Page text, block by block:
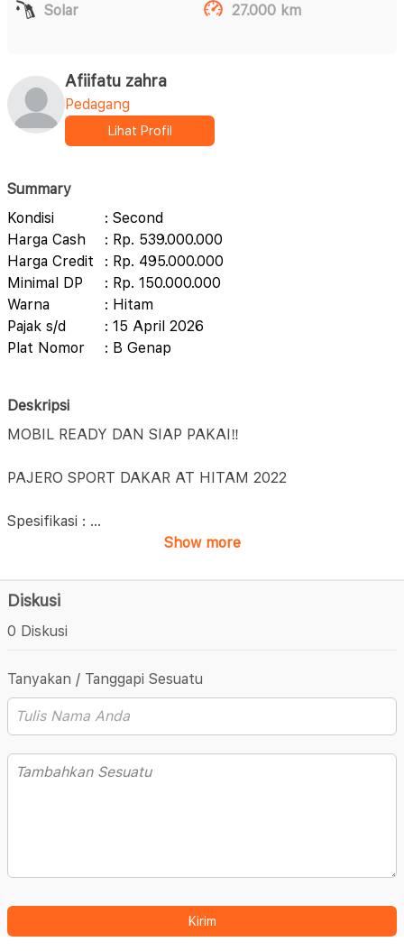
Solar
27.000 km
Afiifatu zahra
Pedagang
Lihat Profil
Summary
Kondisi
: Second
Harga Cash
: Rp. 539.000.000
Harga Credit
: Rp. 495.000.000
Minimal DP
: Rp. 150.000.000
Warna
: Hitam
Pajak s/d
: 15 April 2026
Plat Nomor
: B Genap
Deskripsi
MOBIL READY DAN SIAP PAKAI‼️
PAJERO SPORT DAKAR AT HITAM 2022
Spesifikasi : ...
Show more
Diskusi
0 Diskusi
Tanyakan / Tanggapi Sesuatu
Kirim